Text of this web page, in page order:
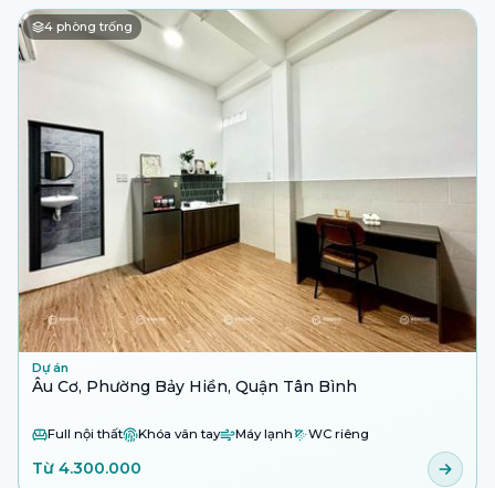
4 phòng trống
Dự án
Âu Cơ, Phường Bảy Hiền, Quận Tân Bình
Full nội thất Khóa vân tay Máy lạnh WC riêng
Từ 4.300.000